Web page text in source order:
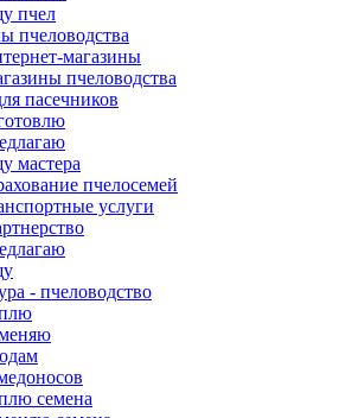
пчел
пчеловодства
магазины
пчеловодства
пасечников
мастера
пчелосемей
услуги
- пчеловодство
семена